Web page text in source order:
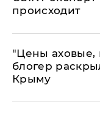
происходит
​"Цены аховые,
блогер
Крыму